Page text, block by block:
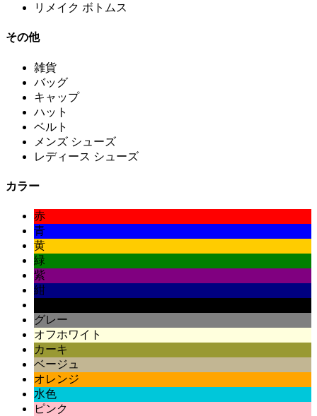
リメイク ボトムス
その他
雑貨
バッグ
キャップ
ハット
ベルト
メンズ シューズ
レディース シューズ
カラー
赤
青
黄
緑
紫
紺
グレー
オフホワイト
カーキ
ベージュ
オレンジ
水色
ピンク